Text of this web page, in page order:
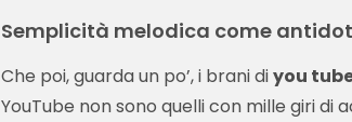
Semplicità melodica come
Che poi, guarda un po’, i brani diyou
YouTube non sono quelli con mille giri di